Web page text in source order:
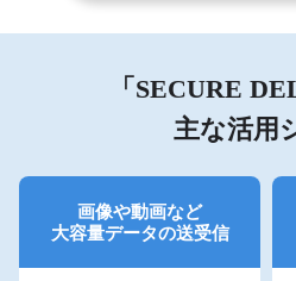
「SECURE
主な活用
画像や動画など
大容量データの送受信